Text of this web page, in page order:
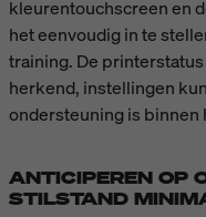
kleurentouchscreen en
het eenvoudig in te
training. De
herkend, instellingen
ondersteuning is binnen
ANTICIPEREN OP
STILSTAND